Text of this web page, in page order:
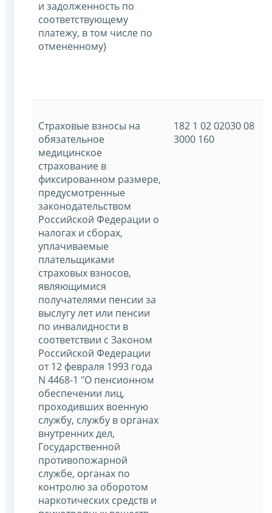
и задолженность по
соответствующему
платежу, в том числе по
отмененному)
Страховые взносы на
обязательное
медицинское
страхование в
фиксированном размере,
предусмотренные
законодательством
Российской Федерации о
налогах и сборах,
уплачиваемые
плательщиками
страховых взносов,
являющимися
получателями пенсии за
выслугу лет или пенсии
по инвалидности в
соответствии с Законом
Российской Федерации
от 12 февраля 1993 года
N 4468-1 "О пенсионном
обеспечении лиц,
проходивших военную
службу, службу в органах
внутренних дел,
Государственной
противопожарной
службе, органах по
контролю за оборотом
наркотических средств и
182 1 02 02030 08
3000 160